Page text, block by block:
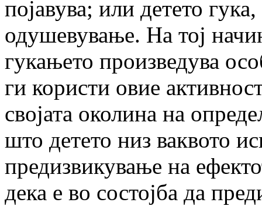
појавува; или детето
одушевување. На тој
гукањето произведува
ги користи овие
својата околина на
што детето низ ваквото
предизвикување на
дека е во состојба да